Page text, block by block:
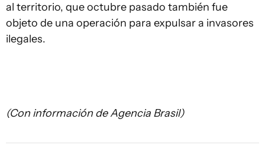
al territorio, que octubre pasado también fue
objeto de una operación para expulsar a invasores
ilegales.
(Con información de Agencia Brasil)